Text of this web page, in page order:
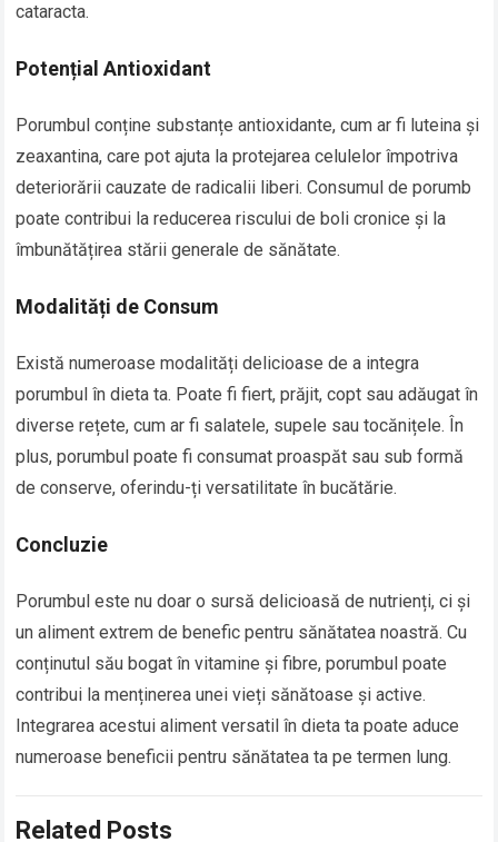
cataracta.
Potențial Antioxidant
Porumbul conține substanțe antioxidante, cum ar fi luteina și
zeaxantina, care pot ajuta la protejarea celulelor împotriva
deteriorării cauzate de radicalii liberi. Consumul de porumb
poate contribui la reducerea riscului de boli cronice și la
îmbunătățirea stării generale de sănătate.
Modalități de Consum
Există numeroase modalități delicioase de a integra
porumbul în dieta ta. Poate fi fiert, prăjit, copt sau adăugat în
diverse rețete, cum ar fi salatele, supele sau tocănițele. În
plus, porumbul poate fi consumat proaspăt sau sub formă
de conserve, oferindu-ți versatilitate în bucătărie.
Concluzie
Porumbul este nu doar o sursă delicioasă de nutrienți, ci și
un aliment extrem de benefic pentru sănătatea noastră. Cu
conținutul său bogat în vitamine și fibre, porumbul poate
contribui la menținerea unei vieți sănătoase și active.
Integrarea acestui aliment versatil în dieta ta poate aduce
numeroase beneficii pentru sănătatea ta pe termen lung.
Related Posts